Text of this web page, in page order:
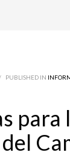
/ PUBLISHED IN
para